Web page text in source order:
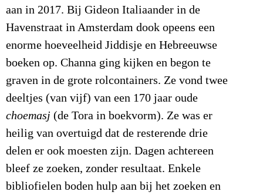
aan in 2017. Bij Gideon Italiaander in de
Havenstraat in Amsterdam dook opeens een
enorme hoeveelheid Jiddisje en Hebreeuwse
boeken op. Channa ging kijken en begon te
graven in de grote rolcontainers. Ze vond twee
deeltjes (van vijf) van een 170 jaar oude
choemasj (de Tora in boekvorm). Ze was er
heilig van overtuigd dat de resterende drie
delen er ook moesten zijn. Dagen achtereen
bleef ze zoeken, zonder resultaat. Enkele
bibliofielen boden hulp aan bij het zoeken en